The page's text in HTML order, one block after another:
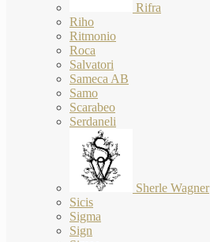
Rifra
Riho
Ritmonio
Roca
Salvatori
Sameca AB
Samo
Scarabeo
Serdaneli
Sherle Wagner
Sicis
Sigma
Sign